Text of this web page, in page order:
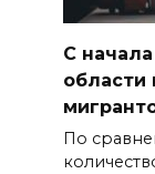
С
области
По